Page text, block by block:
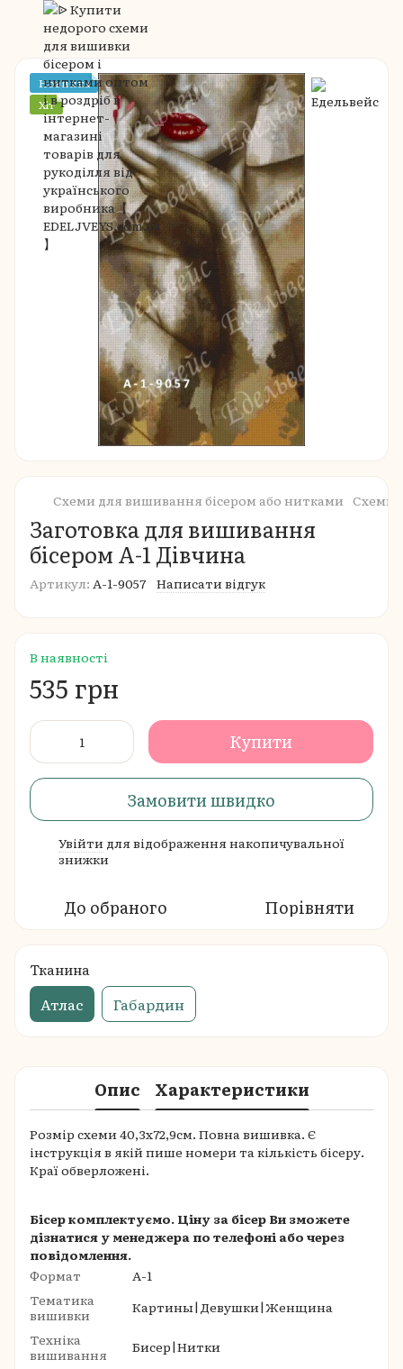
Новинка
Хіт
Схеми для вишивання бісером або нитками Схеми
Заготовка для вишивання
бісером А-1 Дівчина
Артикул: А-1-9057 Написати відгук
В наявності
535 грн
Купити
Замовити швидко
Увійти для відображення накопичувальної
знижки
До обраного Порівняти
Тканина
Атлас Габардин
Опис Характеристики
Розмір схеми 40,3х72,9см. Повна вишивка. Є
інструкція в якій пише номери та кількість бісеру.
Краї обверложені.
Бісер комплектуємо. Ціну за бісер Ви зможете
дізнатися у менеджера по телефоні або через
повідомлення.
Формат
A-1
Тематика
вишивки
Картины|Девушки|Женщина
Техніка
вишивання
Бисер|Нитки